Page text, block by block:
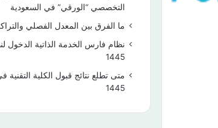
التخصصي “الورقي” في السعودية
ما الفرق بين المعدل الفصلي
نظام فارس الخدمة الذاتية الدخول
1445
متى تطلع نتائج قبول الكلية التقنية
1445